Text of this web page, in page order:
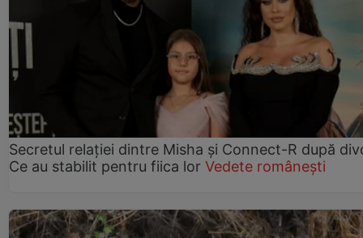
Secretul relației dintre Misha și Connect-R după
Ce au stabilit pentru fiica lor Vedete românești